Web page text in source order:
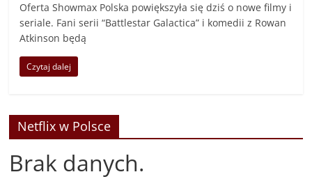
Oferta Showmax Polska powiększyła się dziś o nowe filmy i
seriale. Fani serii “Battlestar Galactica” i komedii z Rowan
Atkinson będą
Czytaj dalej
Netflix w Polsce
Brak danych.